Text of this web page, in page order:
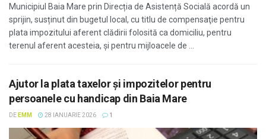
Municipiul Baia Mare prin Direcția de Asistență Socială acordă un
sprijin, susținut din bugetul local, cu titlu de compensaţie pentru
plata impozitului aferent clădirii folosită ca domiciliu, pentru
terenul aferent acesteia, și pentru mijloacele de ...
Ajutor la plata taxelor și impozitelor pentru
persoanele cu handicap din Baia Mare
DE EMM 28 IANUARIE 2026 1